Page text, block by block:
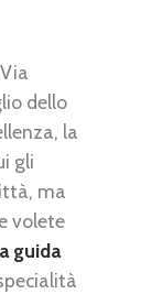
dello
la
gli
ma
volete
guida